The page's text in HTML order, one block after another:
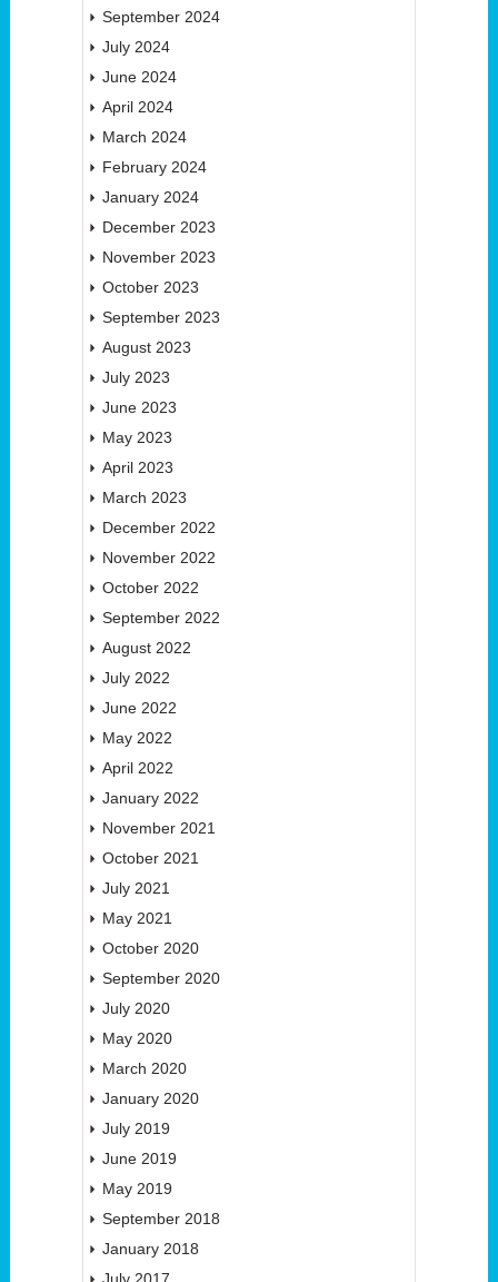
September 2024
July 2024
June 2024
April 2024
March 2024
February 2024
January 2024
December 2023
November 2023
October 2023
September 2023
August 2023
July 2023
June 2023
May 2023
April 2023
March 2023
December 2022
November 2022
October 2022
September 2022
August 2022
July 2022
June 2022
May 2022
April 2022
January 2022
November 2021
October 2021
July 2021
May 2021
October 2020
September 2020
July 2020
May 2020
March 2020
January 2020
July 2019
June 2019
May 2019
September 2018
January 2018